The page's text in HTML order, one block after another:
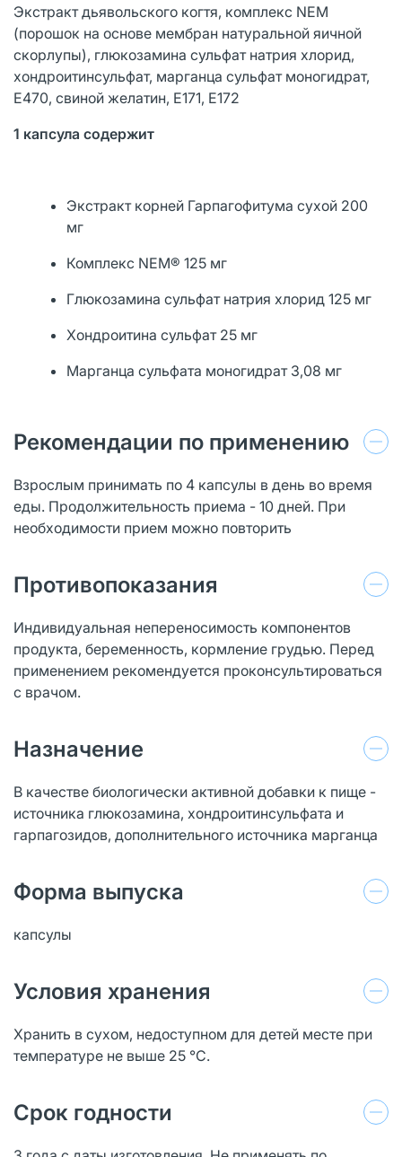
Экстракт дьявольского когтя, комплекс NEM
(порошок на основе мембран натуральной яичной
скорлупы), глюкозамина сульфат натрия хлорид,
хондроитинсульфат, марганца сульфат моногидрат,
Е470, свиной желатин, Е171, Е172
1 капсула содержит
Экстракт корней Гарпагофитума сухой 200
мг
Комплекс NEM® 125 мг
Глюкозамина сульфат натрия хлорид 125 мг
Хондроитина сульфат 25 мг
Марганца сульфата моногидрат 3,08 мг
Рекомендации по применению
Взрослым принимать по 4 капсулы в день во время
еды. Продолжительность приема - 10 дней. При
необходимости прием можно повторить
Противопоказания
Индивидуальная непереносимость компонентов
продукта, беременность, кормление грудью. Перед
применением рекомендуется проконсультироваться
с врачом.
Назначение
В качестве биологически активной добавки к пище -
источника глюкозамина, хондроитинсульфата и
гарпагозидов, дополнительного источника марганца
Форма выпуска
капсулы
Условия хранения
Хранить в сухом, недоступном для детей месте при
температуре не выше 25 °С.
Срок годности